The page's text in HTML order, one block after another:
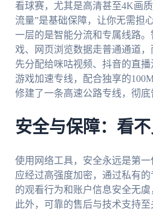
看球赛，尤其是高清甚至4K画
流量”是基础保障，让你无需担
一层的是智能分流和专属线路
戏、网页浏览数据走普通通道
先分配给咪咕视频、抖音的直播
游戏加速专线，配合独享的
修建了一条高速公路专线，彻底
安全与保障：看
使用网络工具，安全永远是第
应经过高强度加密，通过私有
的观看行为和账户信息安全无虞
此外，可靠的售后与技术支持至